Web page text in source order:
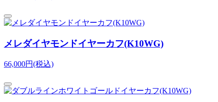
メレダイヤモンドイヤーカフ(K10WG)
66,000円(税込)